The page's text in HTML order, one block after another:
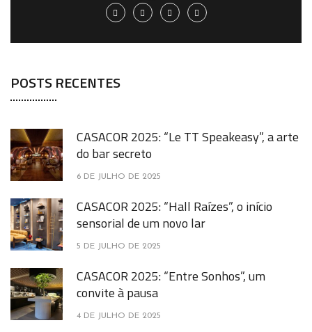
POSTS RECENTES
CASACOR 2025: “Le TT Speakeasy”, a arte
do bar secreto
6 DE JULHO DE 2025
CASACOR 2025: “Hall Raízes”, o início
sensorial de um novo lar
5 DE JULHO DE 2025
CASACOR 2025: “Entre Sonhos”, um
convite à pausa
4 DE JULHO DE 2025